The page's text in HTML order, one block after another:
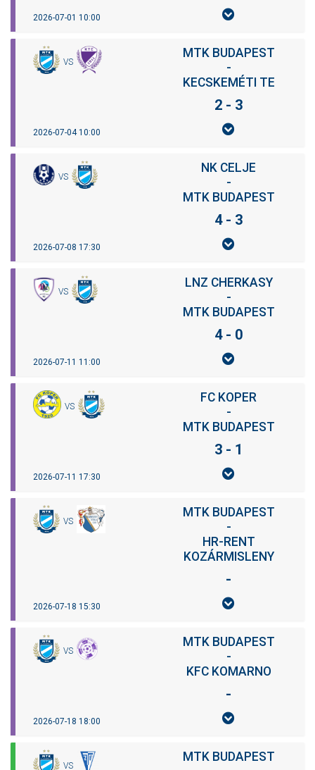
2026-07-01 10:00
2026-07-04 10:00
VS
MTK BUDAPEST
-
KECSKEMÉTI TE
2 - 3
2026-07-08 17:30
VS
NK CELJE
-
MTK BUDAPEST
4 - 3
2026-07-11 11:00
VS
LNZ CHERKASY
-
MTK BUDAPEST
4 - 0
2026-07-11 17:30
VS
FC KOPER
-
MTK BUDAPEST
3 - 1
2026-07-18 15:30
VS
MTK BUDAPEST
-
HR-RENT
KOZÁRMISLENY
-
2026-07-18 18:00
VS
MTK BUDAPEST
-
KFC KOMARNO
-
VS
MTK BUDAPEST